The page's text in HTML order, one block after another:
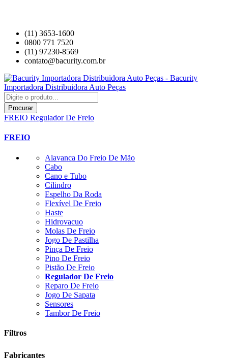
(11) 3653-1600
0800 771 7520
(11) 97230-8569
contato@bacurity.com.br
Procurar
FREIO Regulador De Freio
FREIO
Alavanca Do Freio De Mão
Cabo
Cano e Tubo
Cilindro
Espelho Da Roda
Flexível De Freio
Haste
Hidrovacuo
Molas De Freio
Jogo De Pastilha
Pinça De Freio
Pino De Freio
Pistão De Freio
Regulador De Freio
Reparo De Freio
Jogo De Sapata
Sensores
Tambor De Freio
Filtros
Fabricantes